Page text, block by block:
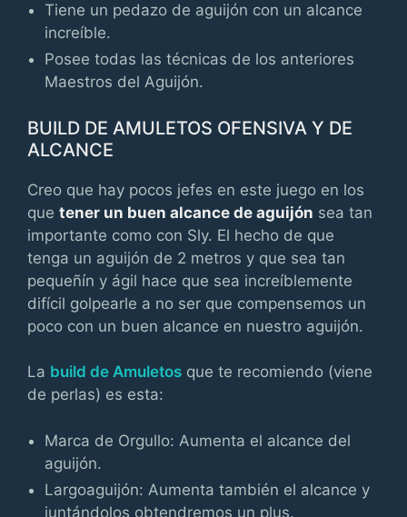
Tiene un pedazo de aguijón con un alcance
increíble.
Posee todas las técnicas de los anteriores
Maestros del Aguijón.
BUILD DE AMULETOS OFENSIVA Y DE
ALCANCE
Creo que hay pocos jefes en este juego en los
que tener un buen alcance de aguijón sea tan
importante como con Sly. El hecho de que
tenga un aguijón de 2 metros y que sea tan
pequeñín y ágil hace que sea increíblemente
difícil golpearle a no ser que compensemos un
poco con un buen alcance en nuestro aguijón.
La build de Amuletos que te recomiendo (viene
de perlas) es esta:
Marca de Orgullo: Aumenta el alcance del
aguijón.
Largoaguijón: Aumenta también el alcance y
juntándolos obtendremos un plus.